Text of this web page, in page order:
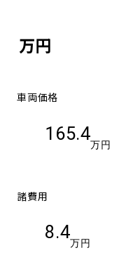
万円
車両価格
165.4
万円
諸費用
8.4
万円